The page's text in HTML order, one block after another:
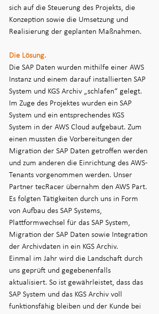
sich auf die Steuerung des Projekts, die
Konzeption sowie die Umsetzung und
Realisierung der geplanten Maßnahmen.
Die Lösung.
Die SAP Daten wurden mithilfe einer AWS
Instanz und einem darauf installierten SAP
System und KGS Archiv „schlafen“ gelegt.
Im Zuge des Projektes wurden ein SAP
System und ein entsprechendes KGS
System in der AWS Cloud aufgebaut. Zum
einen mussten die Vorbereitungen der
Migration der SAP Daten getroffen werden
und zum anderen die Einrichtung des AWS-
Tenants vorgenommen werden. Unser
Partner tecRacer übernahm den AWS Part.
Es folgten Tätigkeiten durch uns in Form
von Aufbau des SAP Systems,
Plattformwechsel für das SAP System,
Migration der SAP Daten sowie Integration
der Archivdaten in ein KGS Archiv.
Einmal im Jahr wird die Landschaft durch
uns geprüft und gegebenenfalls
aktualisiert. So ist gewährleistet, dass das
SAP System und das KGS Archiv voll
funktionsfähig bleiben und der Kunde bei